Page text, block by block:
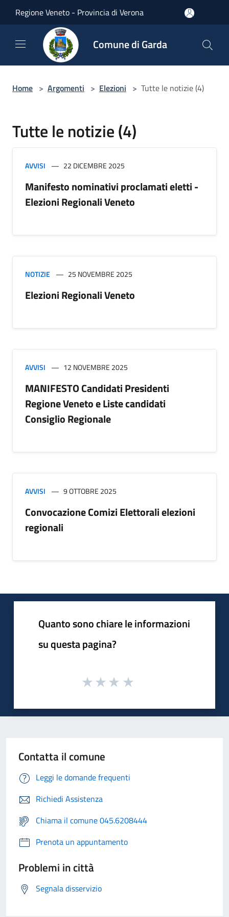
Regione Veneto - Provincia di Verona
Comune di Garda
Home > Argomenti > Elezioni > Tutte le notizie (4)
Tutte le notizie (4)
AVVISI 22 DICEMBRE 2025
Manifesto nominativi proclamati eletti -
Elezioni Regionali Veneto
NOTIZIE 25 NOVEMBRE 2025
Elezioni Regionali Veneto
AVVISI 12 NOVEMBRE 2025
MANIFESTO Candidati Presidenti
Regione Veneto e Liste candidati
Consiglio Regionale
AVVISI 9 OTTOBRE 2025
Convocazione Comizi Elettorali elezioni
regionali
Quanto sono chiare le informazioni
su questa pagina?
Contatta il comune
Leggi le domande frequenti
Richiedi Assistenza
Chiama il comune 045.6208444
Prenota un appuntamento
Problemi in città
Segnala disservizio